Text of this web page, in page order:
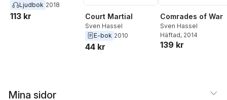
Ljudbok 2018
113 kr Court Martial
Sven Hassel
E-bok 2010
44 kr
Comrades of War
Sven Hassel
Häftad, 2014
139 kr
Mina sidor